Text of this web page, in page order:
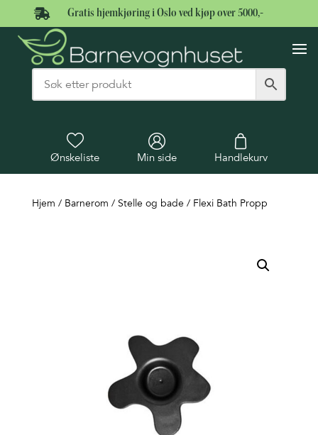
 Gratis hjemkjøring i Oslo ved kjøp over 5000,-
Ønskeliste Min side Handlekurv
Hjem / Barnerom / Stelle og bade / Flexi Bath Propp